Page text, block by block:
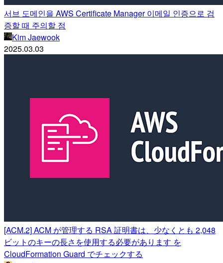
서브 도메인을 AWS Certificate Manager 이메일 인증으로 검
증할 때 주의할 점
Kim Jaewook
2025.03.03
[ACM.2] ACM が管理する RSA 証明書は、少なくとも 2,048
ビットのキーの長さを使用する必要があります を
CloudFormation Guard でチェックする